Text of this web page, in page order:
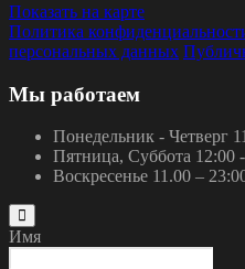
Показать на карте
Политика
персональных данных
Мы работаем
Понедельник - Четверг
Пятница, Суббота 12:00
Воскресенье 11.00 –
Имя